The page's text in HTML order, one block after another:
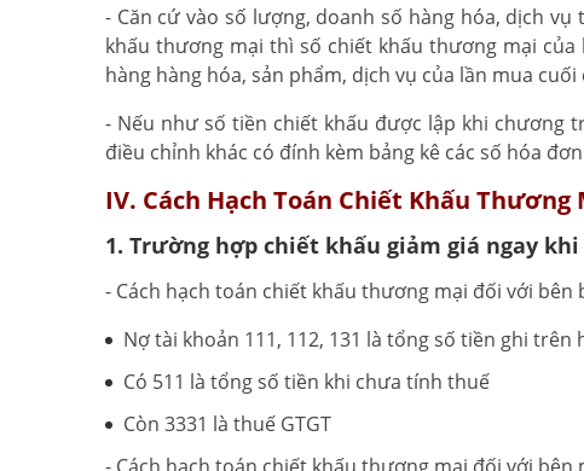
- Căn cứ vào số lượng, doanh số hàng hóa, dịch
khấu thương mại thì số chiết khấu thương mại
hàng hàng hóa, sản phẩm, dịch vụ của lần mua
- Nếu như số tiền chiết khấu được lập khi chương
điều chỉnh khác có đính kèm bảng kê các số hóa
IV. Cách Hạch Toán Chiết Khấu Thương
1. Trường hợp chiết khấu giảm giá ngay
- Cách hạch toán chiết khấu thương mại đối với bên
Nợ tài khoản 111, 112, 131 là tổng số tiền ghi trên
Có 511 là tổng số tiền khi chưa tính thuế
Còn 3331 là thuế GTGT